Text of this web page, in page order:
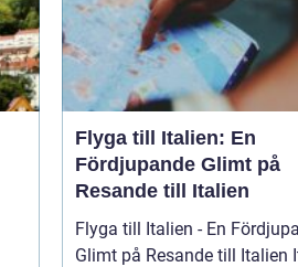
Flyga till Italien: En
Fördjupande Glimt på
Resande till Italien
Flyga till Italien - En
Glimt på Resande till Italien Italien